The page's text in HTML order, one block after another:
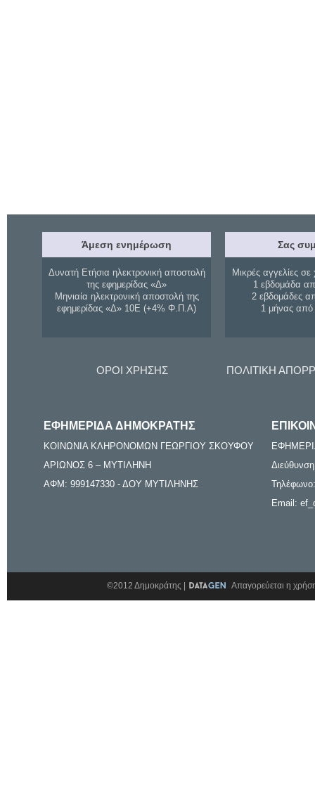
Άμεση ενημέρωση
Δυνατή Ετήσια ηλεκτρονική αποστολή
της εφημερίδας «Δ»
Μηνιαία ηλεκτρονική αποστολή της
εφημερίδας «Δ» 10Ε (+4% Φ.Π.Α)
Σας
Μικρές αγγελίες σε
1 εβδομάδα
2 εβδομάδες
1 μήνας
ΟΡΟΙ ΧΡΗΣΗΣ ΠΟΛΙΤΙΚΗ
ΕΦΗΜΕΡΙΔΑ ΔΗΜΟΚΡΑΤΗΣ
ΚΟΙΝΩΝΙΑ ΚΛΗΡΟΝΟΜΩΝ ΓΕΩΡΓΙΟΥ ΣΚΟΥΦΟΥ
ΑΡΙΩΝΟΣ 6 – ΜΥΤΙΛΗΝΗ
ΑΦΜ: 999147330 - ΔΟΥ ΜΥΤΙΛΗΝΗΣ
Email:
©2012 Δημοκράτης | Απαγορεύεται η